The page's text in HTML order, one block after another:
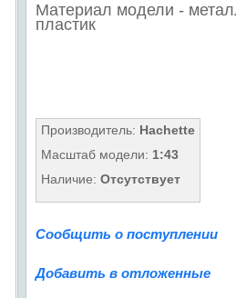
Материал модели -
пластик
Производитель: Hachette
Масштаб модели: 1:43
Наличие: Отсутствует
Сообщить о поступлении
Добавить в отложенные